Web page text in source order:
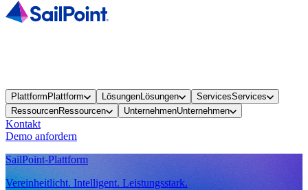
Plattform Plattform LösungenLösungen ServicesServices
RessourcenRessourcen UnternehmenUnternehmen
Kontakt
Demo anfordern
SailPoint-Plattform
Vereinheitlicht. Intelligent. Leistungsstark.